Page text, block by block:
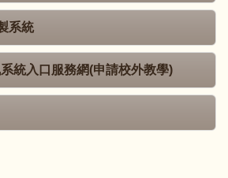
系統
統入口服務網(申請校外教學)